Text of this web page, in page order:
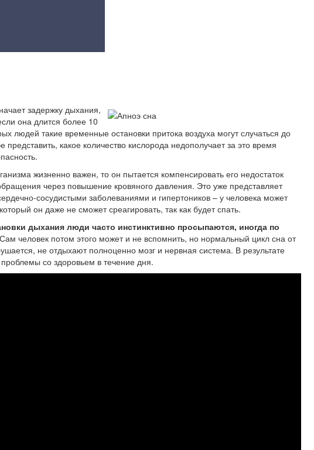
задержку дыхания,
она длится более 10
людей такие временные остановки притока воздуха могут случаться до
какое количество кислорода недополучает за это время
жизненно важен, то он пытается компенсировать его недостаток
через повышение кровяного давления. Это уже представляет
сосудистыми заболеваниями и гипертоников – у человека может
он даже не сможет среагировать, так как будет спать.
дыхания люди часто инстинктивно просыпаются, иногда по
Сам человек потом этого может и не вспомнить, но нормальный цикл сна от
не отдыхают полноценно мозг и нервная система. В результате
со здоровьем в течение дня.